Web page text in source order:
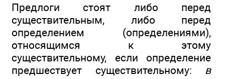
Предлоги стоят либо перед
существительным, либо перед
определением (определениями),
относящимся к этому
существительному, если определение
предшествует существительному: в